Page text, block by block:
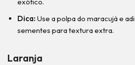
Dica: Use a polpa do maracujá e
sementes para textura extra.
Laranja